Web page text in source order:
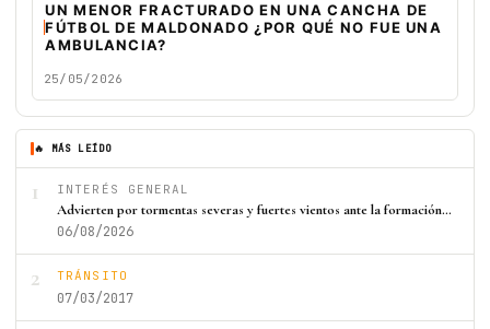
UN MENOR FRACTURADO EN UNA CANCHA DE
FÚTBOL DE MALDONADO ¿POR QUÉ NO FUE UNA
AMBULANCIA?
25/05/2026
🔥 MÁS LEÍDO
1 INTERÉS GENERAL
Advierten por tormentas severas y fuertes vientos ante la formación…
06/08/2026
2 TRÁNSITO
07/03/2017